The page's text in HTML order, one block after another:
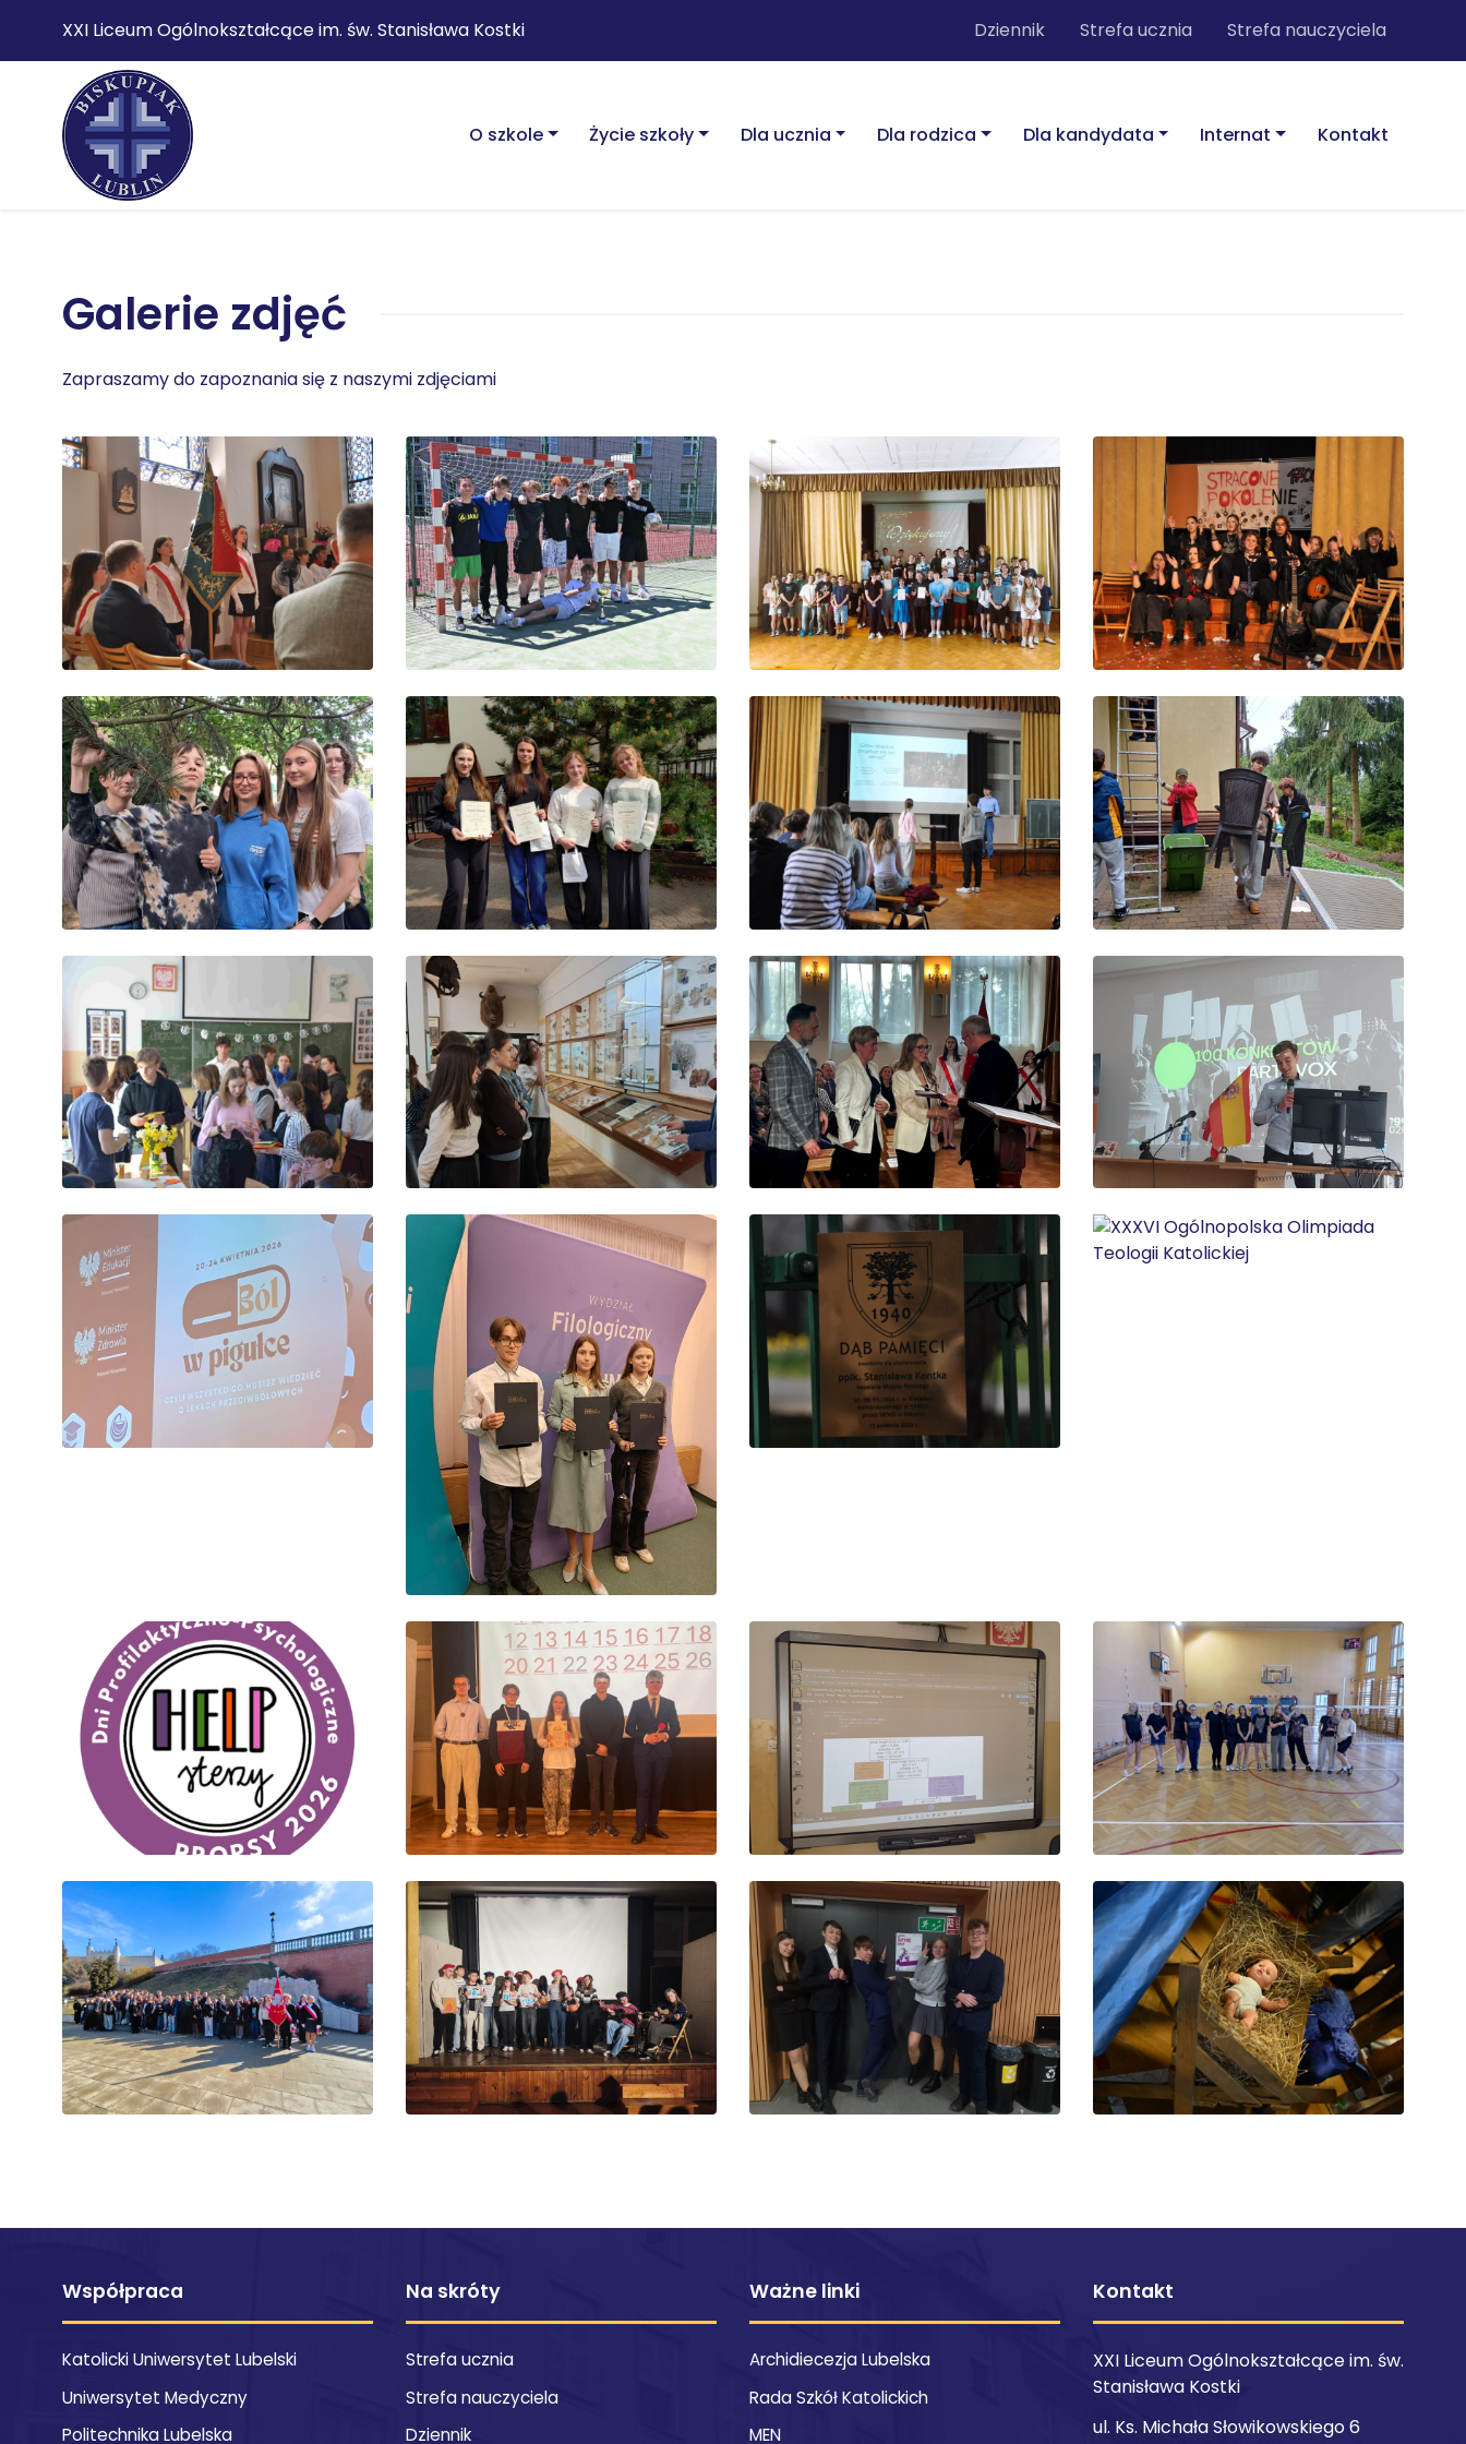
XXI Liceum Ogólnokształcące im. św. Stanisława Kostki Dziennik Strefa ucznia Strefa nauczyciela
O szkole Życie szkoły Dla ucznia Dla rodzica Dla kandydata Internat Kontakt
Galerie zdjęć
Zapraszamy do zapoznania się z naszymi zdjęciami
Współpraca
Katolicki Uniwersytet Lubelski
Uniwersytet Medyczny
Politechnika Lubelska
Na skróty
Strefa ucznia
Strefa nauczyciela
Dziennik
Ważne linki
Archidiecezja Lubelska
Rada Szkół Katolickich
MEN
Kontakt
XXI Liceum Ogólnokształcące im. św.
Stanisława Kostki
ul. Ks. Michała Słowikowskiego 6